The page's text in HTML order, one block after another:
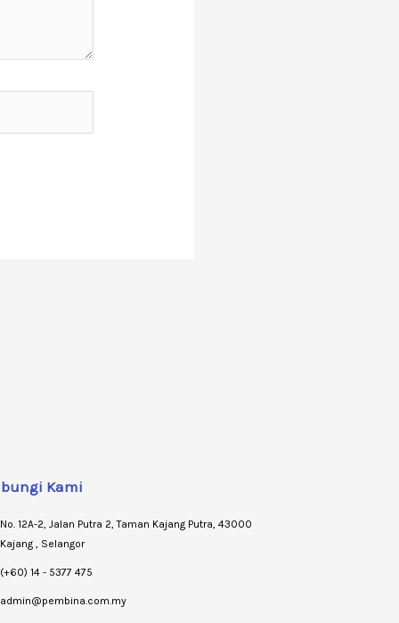
Kami
No. 12A-2, Jalan Putra 2, Taman Kajang Putra, 43000
Kajang , Selangor
(+60) 14 - 5377 475
admin@pembina.com.my